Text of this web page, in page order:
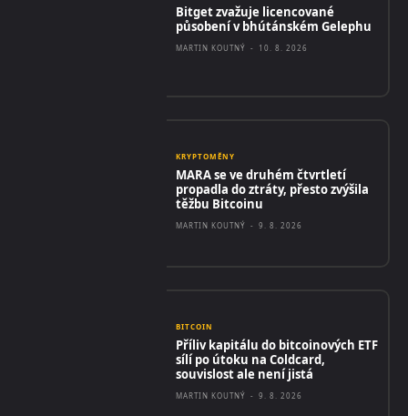
Bitget zvažuje licencované
působení v bhútánském Gelephu
MARTIN KOUTNÝ - 10. 8. 2026
KRYPTOMĚNY
MARA se ve druhém čtvrtletí
propadla do ztráty, přesto zvýšila
těžbu Bitcoinu
MARTIN KOUTNÝ - 9. 8. 2026
BITCOIN
Příliv kapitálu do bitcoinových ETF
sílí po útoku na Coldcard,
souvislost ale není jistá
MARTIN KOUTNÝ - 9. 8. 2026